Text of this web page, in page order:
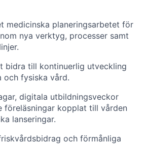
medicinska planeringsarbetet för
nya verktyg, processer samt
bidra till kontinuerlig utveckling
och fysiska vård.
digitala utbildningsveckor
föreläsningar kopplat till vården
lanseringar.
och förmånliga